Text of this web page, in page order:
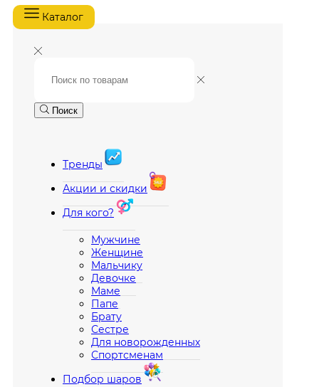
Каталог
Поиск
Тренды
Акции и скидки
Для кого?
Мужчине
Женщине
Мальчику
Девочке
Маме
Папе
Брату
Сестре
Для новорожденных
Спортсменам
Подбор шаров